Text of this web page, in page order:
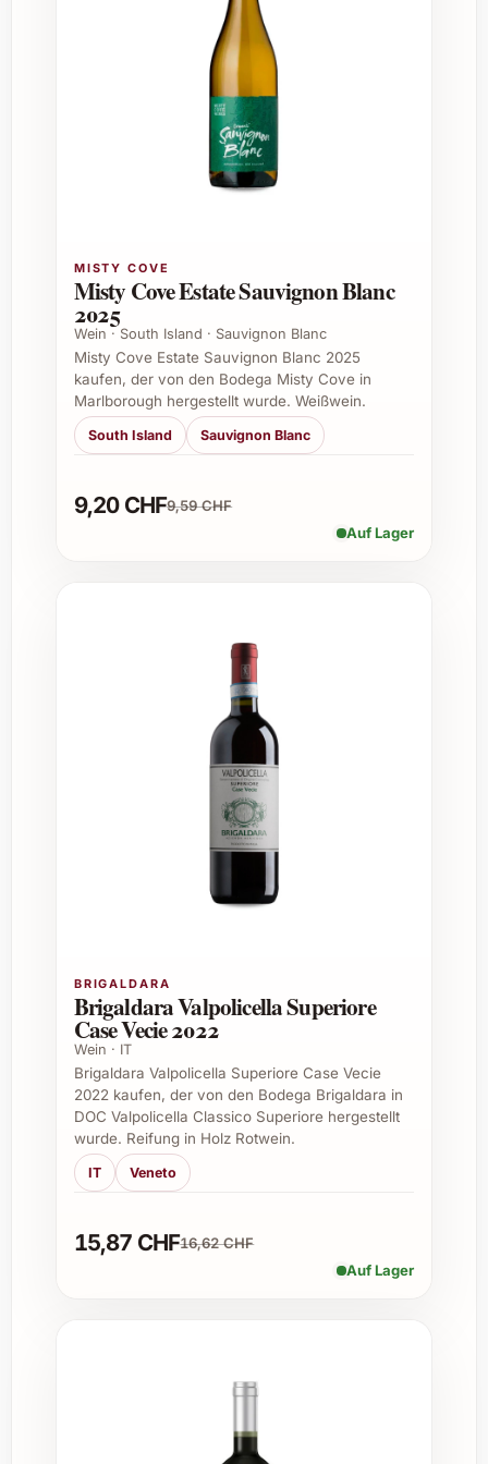
Tempranillo
2023
Intensives Rubinrot
Schwarze Kirschen,
Brombeeren, Tabak und Vanille
Vollmundig, samtig,
harmonische Tanninstruktur
Verschenken
Der Hermanos Hernáiz El Pedal Tempranillo
2023 ist ideal für viele Gelegenheiten:
Feierliche Dinner mit Freunden und
Familie
Als stilvolles Geschenk zu Geburtstagen
Weihnachts- und Silvesterfeiern
Sommerliche Grillabende und
Sammler, die ihren Weinkeller erweitern
Vielseitigkeit im Einsatz
Dieser Rotwein passt hervorragend zu
herzhaften Gerichten wie gegrilltem Fleisch,
würzigem Käse oder mediterranen Speisen.
auf der Terrasse oder als exklusives Highlight
bei Caterings und in der Gastronomie
Häufig gestellte Fragen (FAQ) zu Hermanos
Hernáiz El Pedal Tempranillo 2023
Was macht den Hermanos Hernáiz El Pedal
Tempranillo 2023 besonders?
Er zeichnet sich durch seine harmonische
Kombination von Fruchtigkeit, Würze und
hochwertige Tempranillo-Weine ist. Jede
Flasche widerspiegelt die sorgfältige
Der Wein kann bei optimalen Bedingungen 5
dabei noch komplexere Aromen und eine
MISTY COVE
Misty Cove Estate Sauvignon Blanc
2025
Wein · South Island · Sauvignon Blanc
Misty Cove Estate Sauvignon Blanc 2025
kaufen, der von den Bodega Misty Cove in
Marlborough hergestellt wurde. Weißwein.
South Island Sauvignon Blanc
9,20 CHF9,59 CHF
Auf Lager
BRIGALDARA
Brigaldara Valpolicella Superiore
Case Vecie 2022
Wein · IT
Brigaldara Valpolicella Superiore Case Vecie
2022 kaufen, der von den Bodega Brigaldara in
DOC Valpolicella Classico Superiore hergestellt
wurde. Reifung in Holz Rotwein.
IT Veneto
15,87 CHF16,62 CHF
Auf Lager